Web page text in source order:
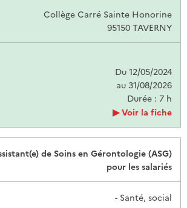
Collège Carré Sainte Honorine
95150 TAVERNY
Du 12/05/2024
au 31/08/2026
Durée : 7 h
Voir la fiche
de Soins en Gérontologie (ASG)
pour les salariés
- Santé, social